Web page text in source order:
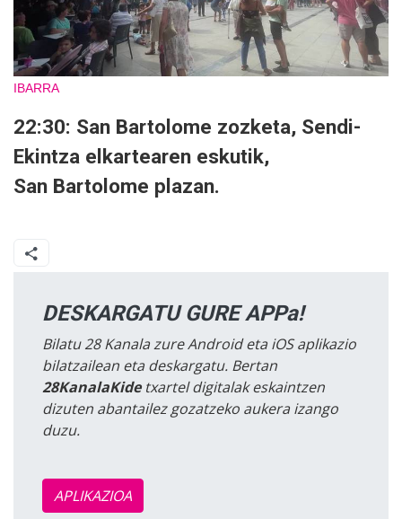
IBARRA
22:30: San Bartolome zozketa, Sendi-
Ekintza elkartearen eskutik,
San Bartolome plazan.
DESKARGATU GURE APPa!
Bilatu 28 Kanala zure Android eta iOS aplikazio
bilatzailean eta deskargatu. Bertan
28KanalaKidetxartel digitalak eskaintzen
dizuten abantailez gozatzeko aukera izango
duzu.
APLIKAZIOA